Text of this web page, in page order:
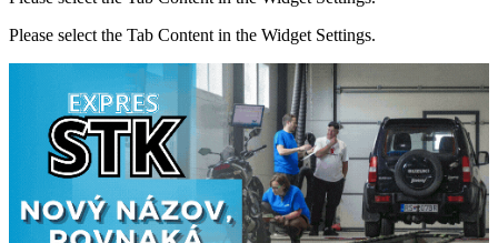
Please select the Tab Content in the Widget Settings.